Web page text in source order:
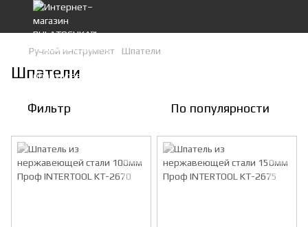
Ручной инструмент Шпатели
Шпатели
Фильтр По популярности